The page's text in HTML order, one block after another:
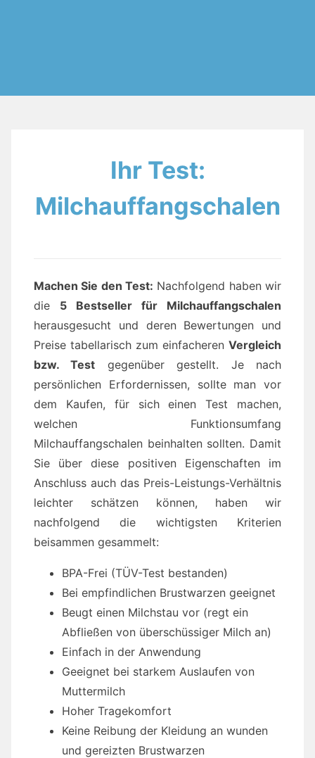
Ihr Test:
Milchauffangschalen
Machen Sie den Test: Nachfolgend haben wir
die 5 Bestseller für Milchauffangschalen
herausgesucht und deren Bewertungen und
Preise tabellarisch zum einfacheren Vergleich
bzw. Test gegenüber gestellt. Je nach
persönlichen Erfordernissen, sollte man vor
dem Kaufen, für sich einen Test machen,
welchen Funktionsumfang
Milchauffangschalen beinhalten sollten. Damit
Sie über diese positiven Eigenschaften im
Anschluss auch das Preis-Leistungs-Verhältnis
leichter schätzen können, haben wir
nachfolgend die wichtigsten Kriterien
beisammen gesammelt:
BPA-Frei (TÜV-Test bestanden)
Bei empfindlichen Brustwarzen geeignet
Beugt einen Milchstau vor (regt ein
Abfließen von überschüssiger Milch an)
Einfach in der Anwendung
Geeignet bei starkem Auslaufen von
Muttermilch
Hoher Tragekomfort
Keine Reibung der Kleidung an wunden
und gereizten Brustwarzen